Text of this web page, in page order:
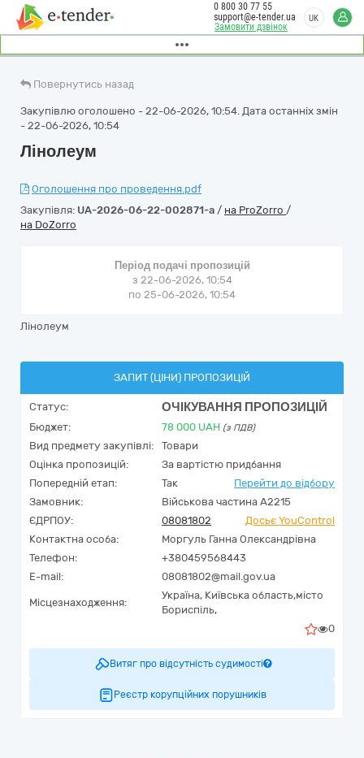
Замовити дзвінок
0 800 30 77 55
support@e-tender.ua
UK
Повернутись назад
Закупівлю оголошено - 22-06-2026, 10:54. Дата останніх змін
- 22-06-2026, 10:54
Лінолеум
Оголошення про проведення.pdf
Закупівля: UA-2026-06-22-002871-a / на ProZorro /
на DoZorro
Період подачі пропозицій
з 22-06-2026, 10:54
по 25-06-2026, 10:54
Лінолеум
ЗАПИТ (ЦІНИ) ПРОПОЗИЦІЙ
Статус: ОЧІКУВАННЯ ПРОПОЗИЦІЙ
Бюджет: 78 000 UAH (з ПДВ)
Вид предмету закупівлі:
Товари
Оцінка пропозицій:
За вартістю придбання
Попередній етап:
Так
Перейти до відбору
Замовник:
Військова частина А2215
ЄДРПОУ:
08081802
Досьє YouControl
Контактна особа:
Моргуль Ганна Олександрівна
Телефон:
+380459568443
E-mail:
08081802@mail.gov.ua
Місцезнаходження:
Україна, Київська область,місто
Бориспіль,
0
Витяг про відсутність судимості
Реєстр корупційних порушників